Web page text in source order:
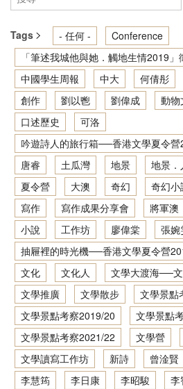
學術研究
文學推廣
出版
香港文學資料庫
相關連結
Tags - 任何 -
Conference
「筆述我城他與她．觸地生情2019」
中國學生周報
中大 何倩彤
創作
劉以鬯 劉偉成 動物
口述歷史
可洛
吟遊詩人的旅行箱──香港文學夏令營
唐睿
土瓜灣 地景 地景
夏令營
大澳 奇幻 奇幻小
寫作
寫作成果分享會 將軍澳
小說
工作坊 廖偉棠 張婉
抽屜裡的時光機──香港文學夏令營
文化
文化人
文學大渡海──
文學推廣
文學散步
文學景點
文學景點考察2019/20
文學景點
文學景點考察2021/22
文學營
文學讀寫工作坊
新詩 曾淦賢
李慧筠
李日康 李昭駿 李